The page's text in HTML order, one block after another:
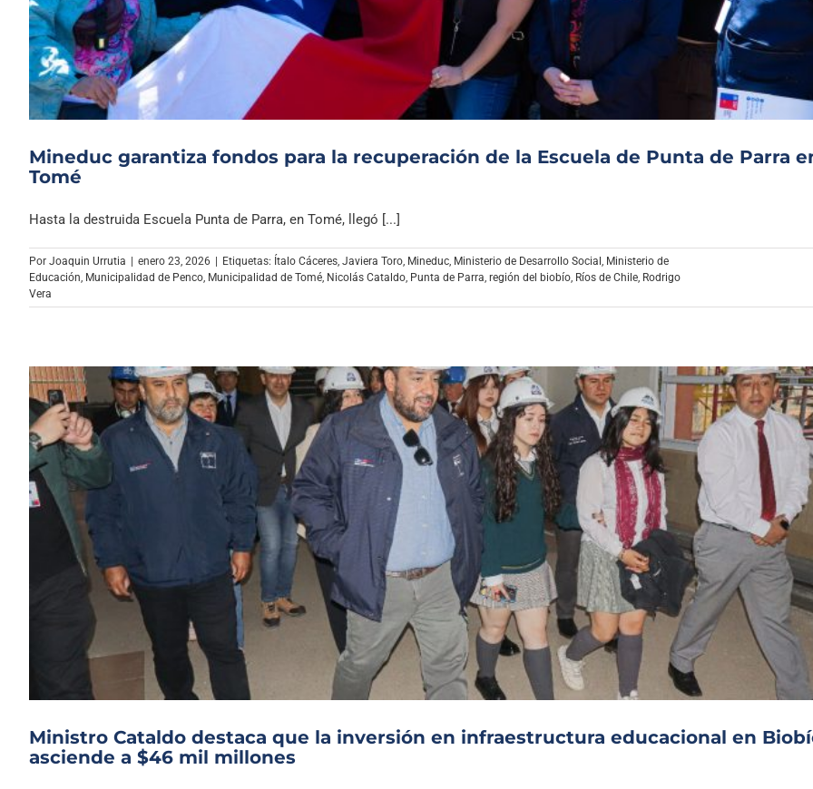
Archivo Sonoro
Mineduc garantiza fondos para la recuperación de la Escuela de Punta de Parra
Tomé
Hasta la destruida Escuela Punta de Parra, en Tomé, llegó [...]
Por Joaquin Urrutia enero 23, 2026 Etiquetas: Ítalo Cáceres, Javiera Toro, Mineduc, Ministerio de Desarrollo Social , Ministerio de
Educación, Municipalidad de Penco, Municipalidad de Tomé, Nicolás Cataldo, Punta de Parra, región del biobío, Ríos de Chile, Rodrigo
Vera
Ministro Cataldo destaca que la inversión en infraestructura educacional en
asciende a $46 mil millones